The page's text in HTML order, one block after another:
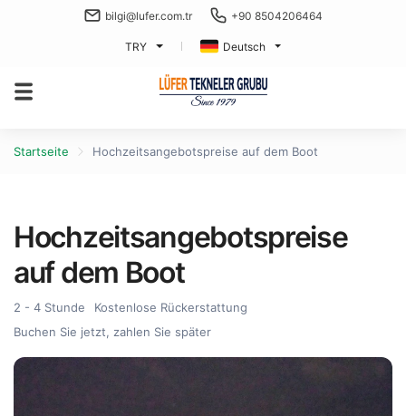
bilgi@lufer.com.tr +90 8504206464
TRY Deutsch
Startseite Hochzeitsangebotspreise auf dem Boot
Hochzeitsangebotspreise
auf dem Boot
2 - 4 Stunde
Kostenlose Rückerstattung
Buchen Sie jetzt, zahlen Sie später